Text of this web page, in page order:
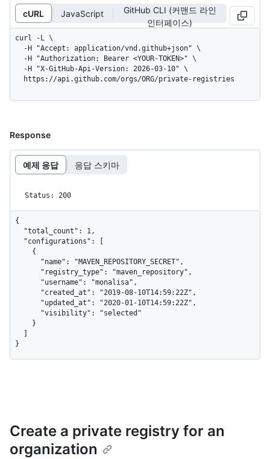
cURL JavaScript
GitHub CLI (커맨드 라인
인터페이스)
curl -L \
  https://api.github.com/orgs/ORG/private-registries
Response
예제 응답 응답 스키마
Status: 200
{
}
Create a private registry for an
organization